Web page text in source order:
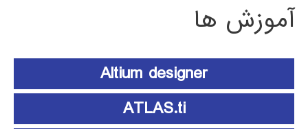
آموزش ها
Altium designer
ATLAS.ti